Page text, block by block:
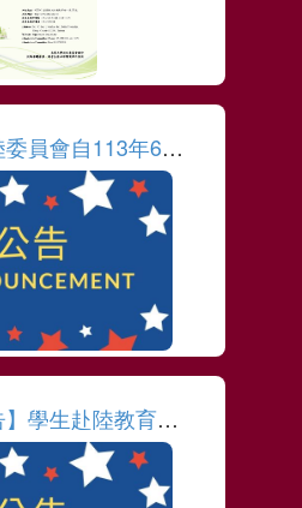
More
【提醒】大陸委員會自113年6月27日宣布調升中國大陸及香港澳門旅遊警示
More
【國際處公告】學生赴陸教育交流活動，請上「赴陸教育交流活動登錄平臺」填報